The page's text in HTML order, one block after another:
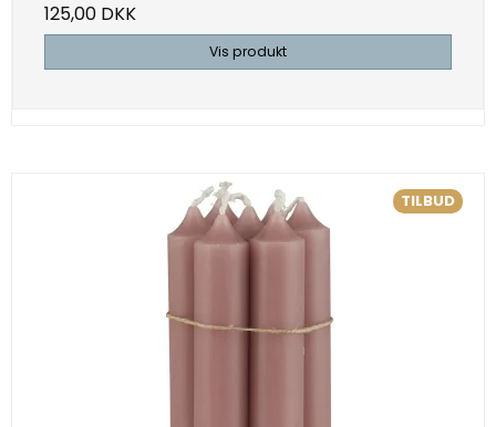
125,00 DKK
Vis produkt
TILBUD